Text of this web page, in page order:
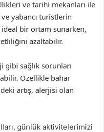
ve tarihi mekanları ile
yabancı turistlerin
ideal bir ortam sunarken,
azaltabilir.
gibi sağlık sorunları
Özellikle bahar
artış, alerjisi olan
günlük aktivitelerimizi